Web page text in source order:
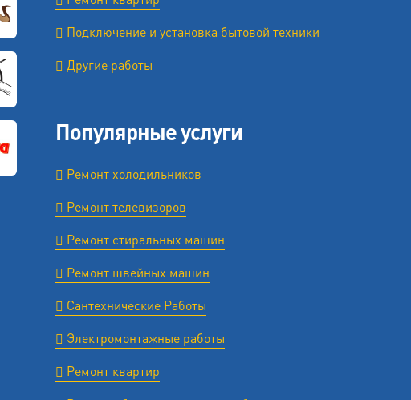
Подключение и установка бытовой техники
Другие работы
Популярные услуги
Ремонт холодильников
Ремонт телевизоров
Ремонт стиральных машин
Ремонт швейных машин
Сантехнические Работы
Электромонтажные работы
Ремонт квартир